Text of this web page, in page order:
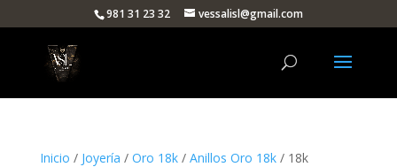
981 31 23 32 vessalisl@gmail.com
Inicio / Joyería / Oro 18k/ Anillos Oro 18k/ 18k